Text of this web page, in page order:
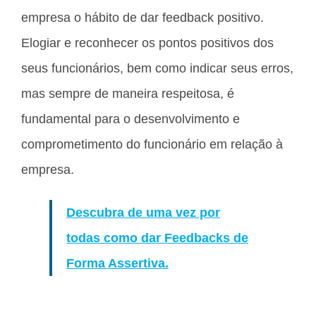
empresa o hábito de dar feedback positivo.
Elogiar e reconhecer os pontos positivos dos
seus funcionários, bem como indicar seus erros,
mas sempre de maneira respeitosa, é
fundamental para o desenvolvimento e
comprometimento do funcionário em relação à
empresa.
Descubra de uma vez por
todas como dar Feedbacks de
Forma Assertiva.